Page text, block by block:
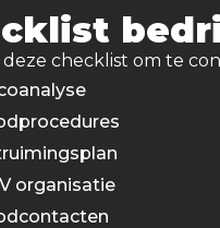
checklist om te
organisatie